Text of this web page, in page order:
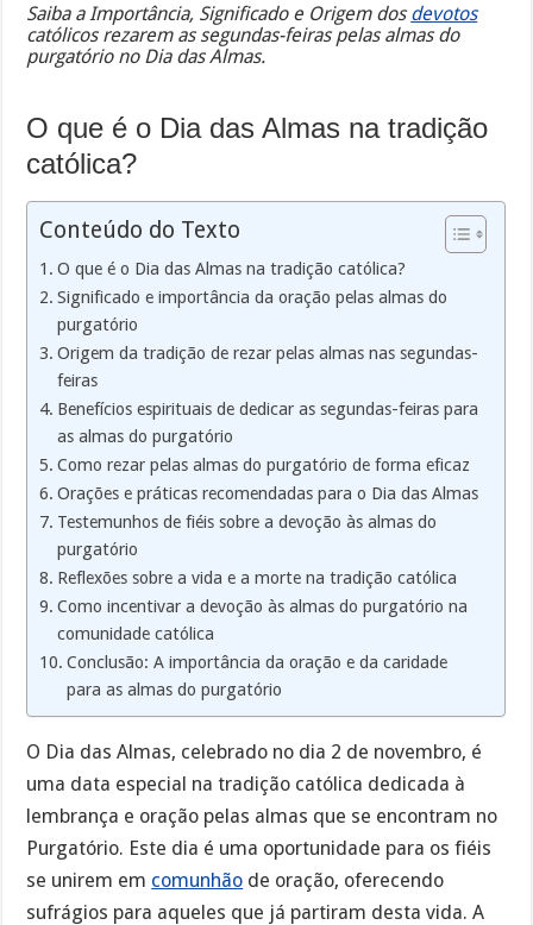
Saiba a Importância, Significado e Origem dos devotos
católicos rezarem as segundas-feiras pelas almas do
purgatório no Dia das Almas.
O que é o Dia das Almas na tradição
católica?
Conteúdo do Texto
O que é o Dia das Almas na tradição católica?
Significado e importância da oração pelas almas do
purgatório
Origem da tradição de rezar pelas almas nas segundas-
feiras
Benefícios espirituais de dedicar as segundas-feiras para
as almas do purgatório
Como rezar pelas almas do purgatório de forma eficaz
Orações e práticas recomendadas para o Dia das Almas
Testemunhos de fiéis sobre a devoção às almas do
purgatório
Reflexões sobre a vida e a morte na tradição católica
Como incentivar a devoção às almas do purgatório na
comunidade católica
Conclusão: A importância da oração e da caridade
para as almas do purgatório
O Dia das Almas, celebrado no dia 2 de novembro, é
uma data especial na tradição católica dedicada à
lembrança e oração pelas almas que se encontram no
Purgatório. Este dia é uma oportunidade para os fiéis
se unirem em comunhão de oração, oferecendo
sufrágios para aqueles que já partiram desta vida. A